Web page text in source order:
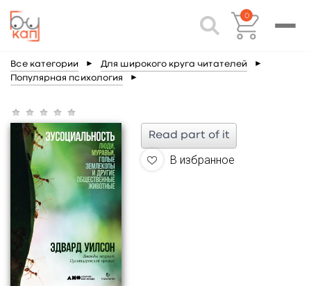
0
Все категории ► Для широкого круга читателей ►
Популярная психология ►
Read part of it
В избранное